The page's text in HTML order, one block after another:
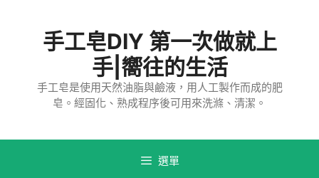
手工皂DIY 第一次做就上
手|嚮往的生活
手工皂是使用天然油脂與鹼液，用人工製作而成的肥
皂。經固化、熟成程序後可用來洗滌、清潔。
選單